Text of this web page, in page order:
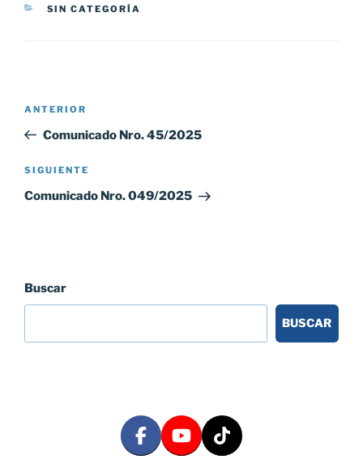
CATEGORÍAS
SIN CATEGORÍA
Navegación
entradas
Entrada
anterior:
ANTERIOR
Comunicado Nro. 45/2025
Siguiente
entrada
SIGUIENTE
Comunicado Nro. 049/2025
Buscar
BUSCAR